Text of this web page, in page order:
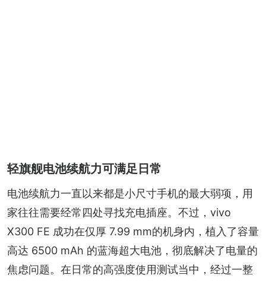
轻旗舰电池续航力可满足日常
电池续航力一直以来都是小尺寸手机的最大弱项，用
家往往需要经常四处寻找充电插座。不过，vivo
X300 FE 成功在仅厚 7.99 mm的机身内，植入了容量
高达 6500 mAh 的蓝海超大电池，彻底解决了电量的
焦虑问题。在日常的高强度使用测试当中，经过一整